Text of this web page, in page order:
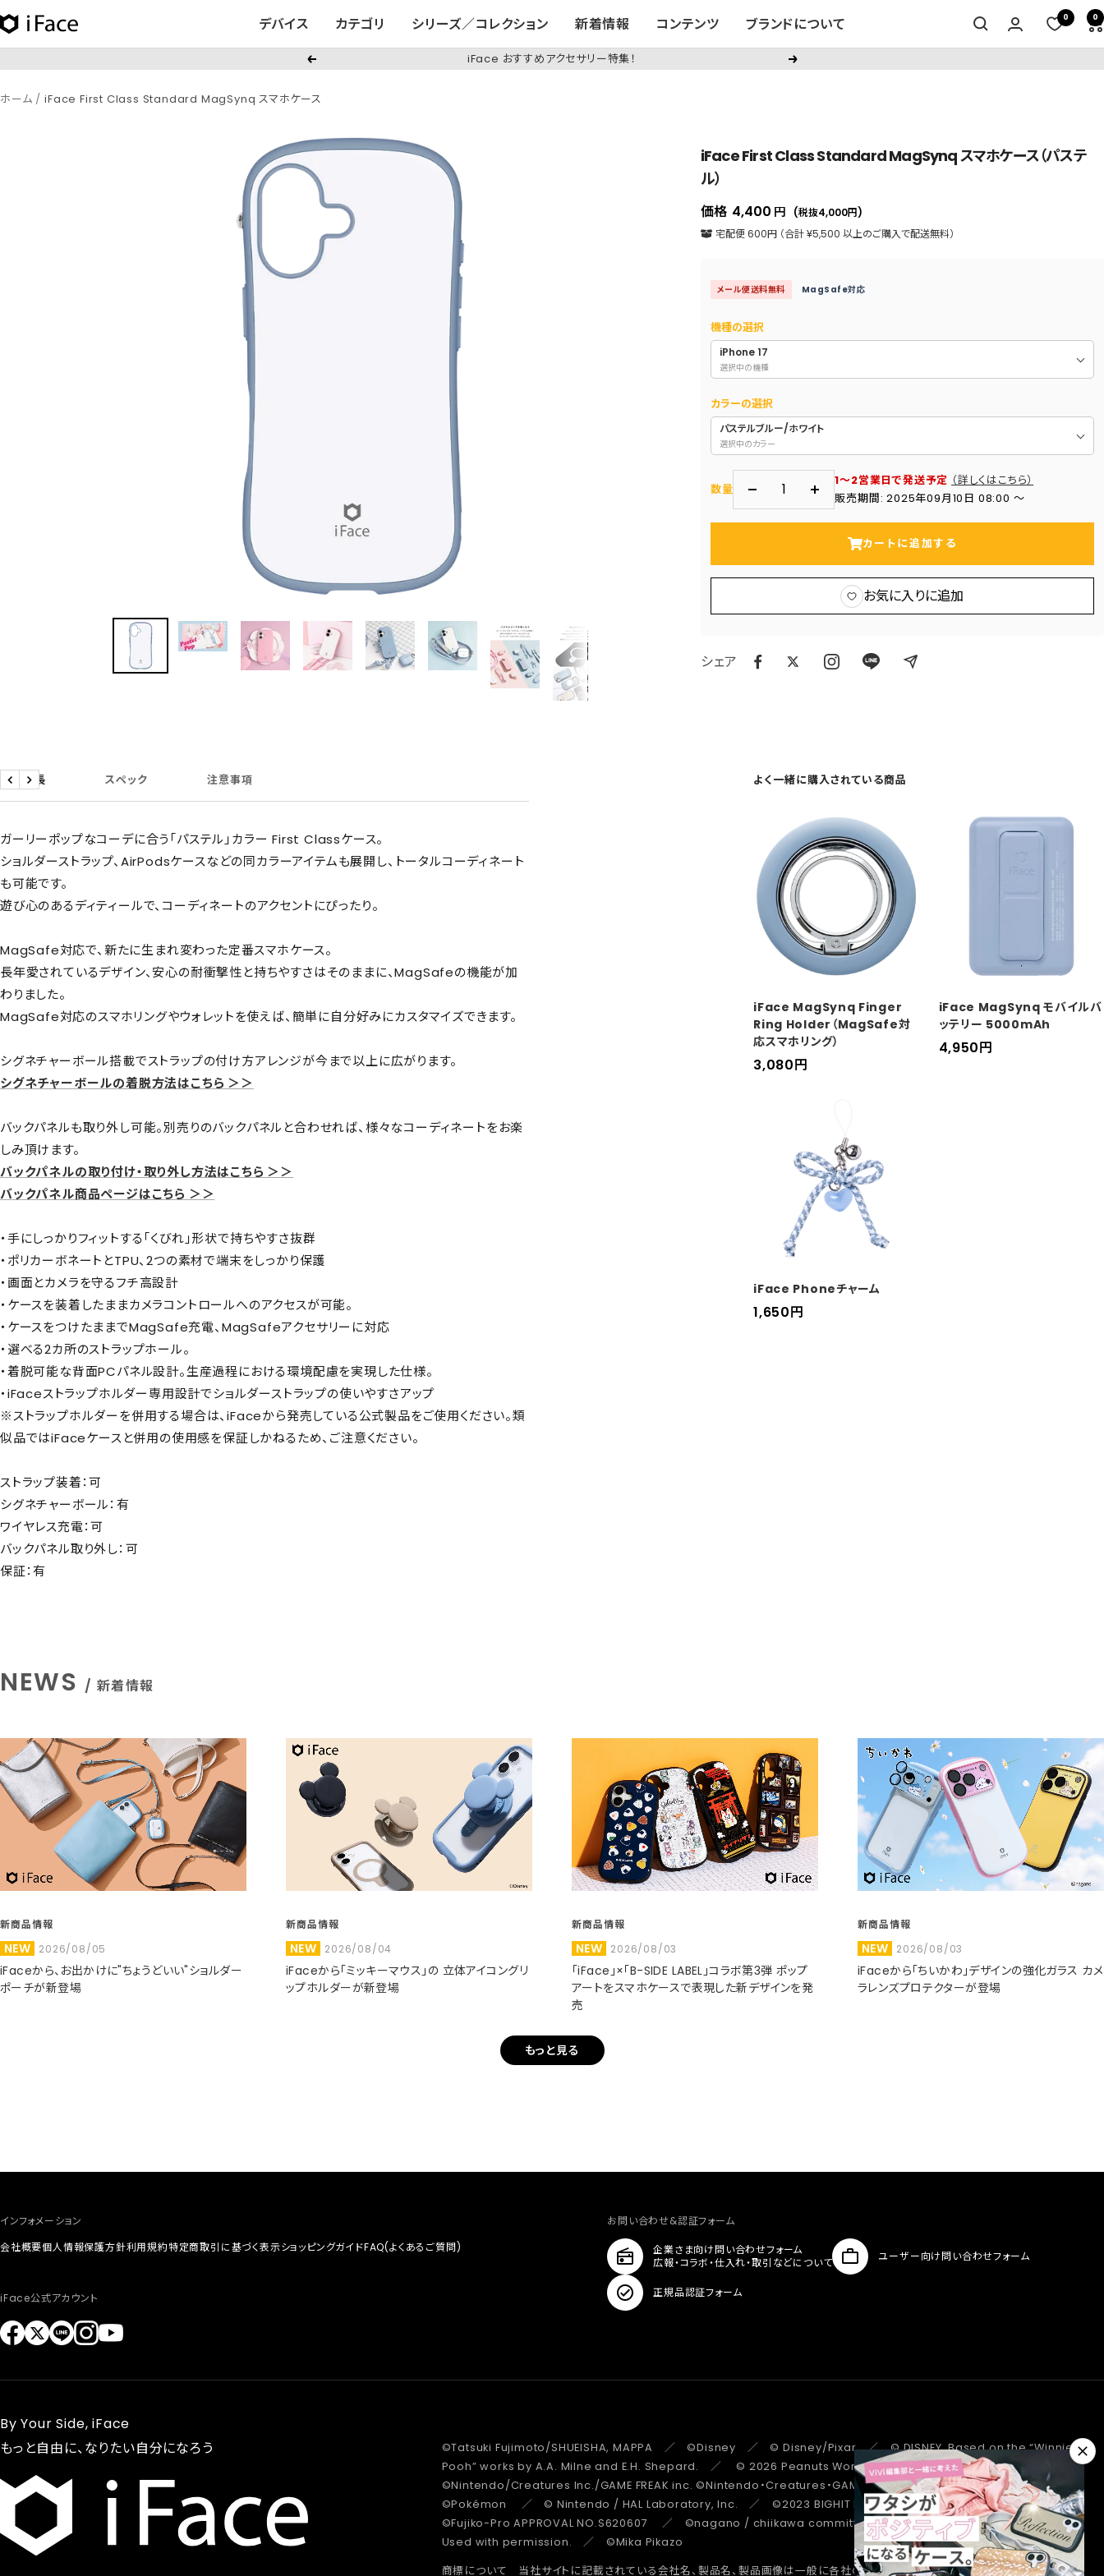
コ
ン
ツ
デバイス カテゴリ シリーズ／コレクション 新着情報 コンテンツ ブランドについて
iFace
日
本
公
0 0
戻
iFace おすすめアクセサリー特集！
次
ホーム iFace First Class Standard MagSynq スマホケース
iFace First Class Standard MagSynq スマホケース（パステ
ル）
価格 セ
ー
価
格
4,400 円 (税抜4,000円)
宅配便 600円 （合計 ¥5,500 以上のご購入で配送無料）
メール便送料無料 MagSafe対応
機種の選択
iPhone 17
選択中の機種
カラーの選択
パステルブルー/ホワイト
選択中のカラー
数量
量
減
す
数
量
増
す
1～2営業日で発送予定 （詳しくはこちら）
販売期間: 2025年09月10日 08:00 〜
カートに追加する
お気に入りに追加
シェア
商品特長 スペック 注意事項
戻 次
ガーリーポップなコーデに合う「パステル」カラー First Classケース。
ショルダーストラップ、AirPodsケースなどの同カラーアイテムも展開し、トータルコーディネート
も可能です。
遊び心のあるディティールで、コーディネートのアクセントにぴったり。
MagSafe対応で、新たに生まれ変わった定番スマホケース。
長年愛されているデザイン、安心の耐衝撃性と持ちやすさはそのままに、MagSafeの機能が加
わりました。
MagSafe対応のスマホリングやウォレットを使えば、簡単に自分好みにカスタマイズできます。
シグネチャーボール搭載でストラップの付け方アレンジが今まで以上に広がります。
シグネチャーボールの着脱方法はこちら ＞＞
バックパネルも取り外し可能。別売りのバックパネルと合わせれば、様々なコーディネートをお楽
しみ頂けます。
バックパネルの取り付け・取り外し方法はこちら ＞＞
バックパネル商品ページはこちら ＞＞
・手にしっかりフィットする「くびれ」形状で持ちやすさ抜群
・ポリカーボネートとTPU、2つの素材で端末をしっかり保護
・画面とカメラを守るフチ高設計
・ケースを装着したままカメラコントロールへのアクセスが可能。
・ケースをつけたままでMagSafe充電、MagSafeアクセサリーに対応
・選べる2カ所のストラップホール。
・着脱可能な背面PCパネル設計。生産過程における環境配慮を実現した仕様。
・iFaceストラップホルダー専用設計でショルダーストラップの使いやすさアップ
※ストラップホルダーを併用する場合は、iFaceから発売している公式製品をご使用ください。類
似品ではiFaceケースと併用の使用感を保証しかねるため、ご注意ください。
ストラップ装着：可
シグネチャーボール：有
ワイヤレス充電：可
バックパネル取り外し：可
保証：有
よく一緒に購入されている商品
iFace MagSynq Finger
Ring Holder（MagSafe対
応スマホリング）
セ
3,080円
iFace MagSynq モバイルバ
ッテリー 5000mAh
セ
4,950円
iFace Phoneチャーム
セ
1,650円
NEWS / 新着情報
新商品情報
NEW 2026/08/05
iFaceから、お出かけに"ちょうどいい"ショルダー
ポーチが新登場
新商品情報
NEW 2026/08/04
iFaceから「ミッキーマウス」の 立体アイコングリ
ップホルダーが新登場
新商品情報
NEW 2026/08/03
「iFace」×「B-SIDE LABEL」コラボ第3弾 ポップ
アートをスマホケースで表現した新デザインを発
売
新商品情報
NEW 2026/08/03
iFaceから「ちいかわ」デザインの強化ガラス カメ
ラレンズプロテクターが登場
もっと見る
インフォメーション
会社概要個人情報保護方針利用規約特定商取引に基づく表示ショッピングガイドFAQ(よくあるご質問)
iFace公式アカウント
お問い合わせ&認証フォーム
企業さま向け問い合わせフォーム
広報・コラボ・仕入れ・取引などについて
ユーザー向け問い合わせフォーム
正規品認証フォーム
©Tatsuki Fujimoto/SHUEISHA, MAPPA ／ ©Disney ／ © Disney/Pixar ／ © DISNEY. Based on the “Winnie the
Pooh” works by A.A. Milne and E.H. Shepard. ／ © 2026 Peanuts Worldwide LLC ／ ©Pokémon.
©Nintendo/Creatures Inc./GAME FREAK inc. ©Nintendo・Creatures・GAME FREAK・TV Tokyo・ShoPro・JR Kikaku
©Pokémon ／ © Nintendo / HAL Laboratory, Inc. ／ ©2023 BIGHIT MUSIC / HYBE. All Rights Reserved. ／
©Fujiko-Pro APPROVAL NO.S620607 ／ ©nagano / chiikawa committee ／ STRANGER THINGS ™/© Netflix.
Used with permission. ／ ©Mika Pikazo
商標について 当社サイトに記載されている会社名、製品名、製品画像は一般に各社の商標または登録商標です。 詳しくはこちら
By Your Side, iFace
もっと自由に、なりたい自分になろう